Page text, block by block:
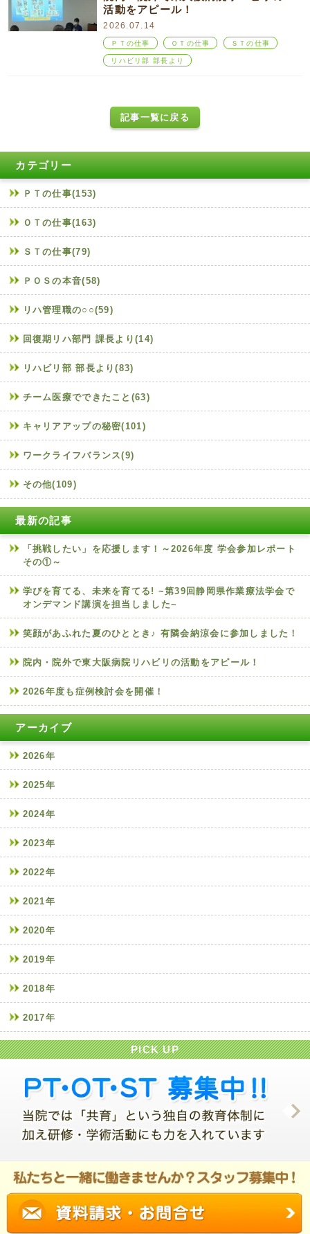
活動をアピール！
2026.07.14
ＰＴの仕事 ＯＴの仕事 ＳＴの仕事
リハビリ部 部長より
記事一覧に戻る
カテゴリー
ＰＴの仕事(153)
ＯＴの仕事(163)
ＳＴの仕事(79)
ＰＯＳの本音(58)
リハ管理職の○○(59)
回復期リハ部門 課長より(14)
リハビリ部 部長より(83)
チーム医療でできたこと(63)
キャリアアップの秘密(101)
ワークライフバランス(9)
その他(109)
最新の記事
「挑戦したい」を応援します！～2026年度 学会参加レポート
その①～
学びを育てる、未来を育てる! ~第39回静岡県作業療法学会で
オンデマンド講演を担当しました~
笑顔があふれた夏のひととき♪ 有隣会納涼会に参加しました！
院内・院外で東大阪病院リハビリの活動をアピール！
2026年度も症例検討会を開催！
アーカイブ
2026年
2025年
2024年
2023年
2022年
2021年
2020年
2019年
2018年
2017年
PICK UP